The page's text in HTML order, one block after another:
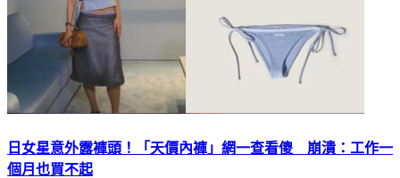
日女星意外露褲頭！「天價內褲」網一查看傻 崩潰：工作一
個月也買不起